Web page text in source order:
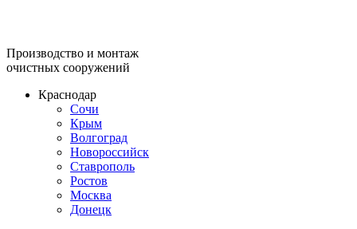
Производство и монтаж
очистных сооружений
Краснодар
Сочи
Крым
Волгоград
Новороссийск
Ставрополь
Ростов
Москва
Донецк